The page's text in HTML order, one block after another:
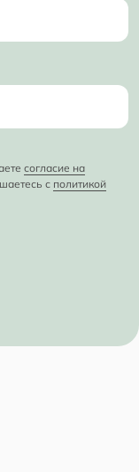
согласие на
с политикой